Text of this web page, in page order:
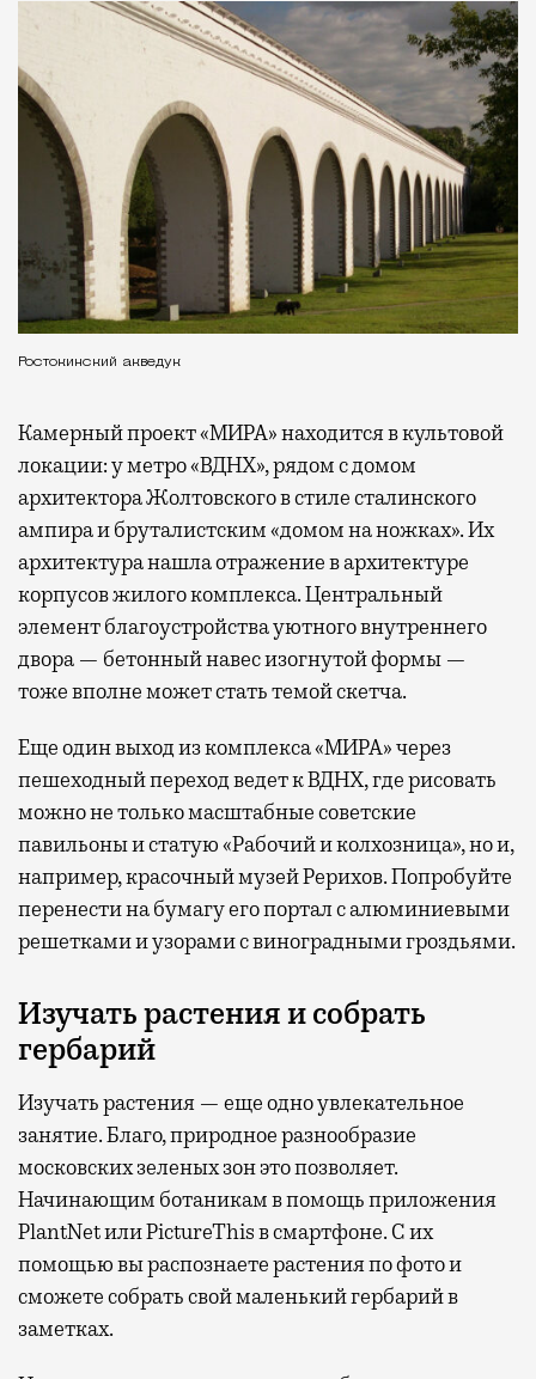
Ростокинский акведук
Камерный проект «МИРА» находится в культовой
локации: у метро «ВДНХ», рядом с домом
архитектора Жолтовского в стиле сталинского
ампира и бруталистским «домом на ножках». Их
архитектура нашла отражение в архитектуре
корпусов жилого комплекса. Центральный
элемент благоустройства уютного внутреннего
двора — бетонный навес изогнутой формы —
тоже вполне может стать темой скетча.
Еще один выход из комплекса «МИРА» через
пешеходный переход ведет к ВДНХ, где рисовать
можно не только масштабные советские
павильоны и статую «Рабочий и колхозница», но и,
например, красочный музей Рерихов. Попробуйте
перенести на бумагу его портал с алюминиевыми
решетками и узорами с виноградными гроздьями.
Изучать растения и собрать
гербарий
Изучать растения — еще одно увлекательное
занятие. Благо, природное разнообразие
московских зеленых зон это позволяет.
Начинающим ботаникам в помощь приложения
PlantNet или PictureThis в смартфоне. С их
помощью вы распознаете растения по фото и
сможете собрать свой маленький гербарий в
заметках.